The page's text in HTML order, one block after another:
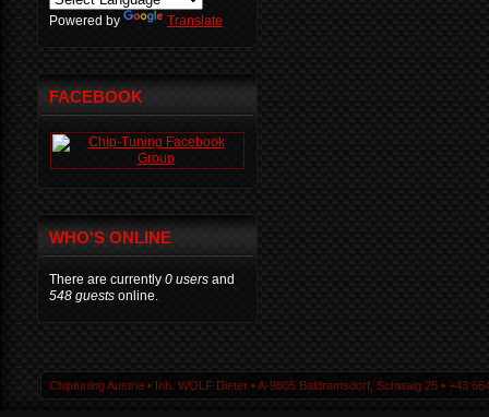
Powered by Translate
FACEBOOK
WHO'S ONLINE
There are currently 0 users and
548 guests online.
Chiptuning Austria ▪ Inh. WOLF Dieter ▪ A-9805 Baldramsdorf, Schwaig 25 ▪ +43